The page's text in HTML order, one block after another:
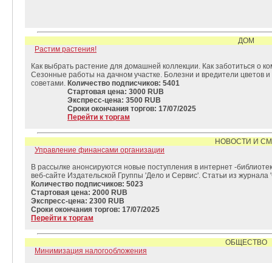
ДОМ
Растим растения!
Как выбрать растение для домашней коллекции. Как заботиться о
Сезонные работы на дачном участке. Болезни и вредители цветов
советами. Количество подписчиков: 5401
Стартовая цена: 3000 RUB
Экспресс-цена: 3500 RUB
Сроки окончания торгов: 17/07/2025
Перейти к торгам
НОВОСТИ И
Управление финансами организации
В рассылке анонсируются новые поступления в интернет -
веб-сайте Издательской Группы 'Дело и Сервис'. Статьи из
Количество подписчиков: 5023
Стартовая цена: 2000 RUB
Экспресс-цена: 2300 RUB
Сроки окончания торгов: 17/07/2025
Перейти к торгам
ОБЩЕСТВО
Минимизация налогообложения